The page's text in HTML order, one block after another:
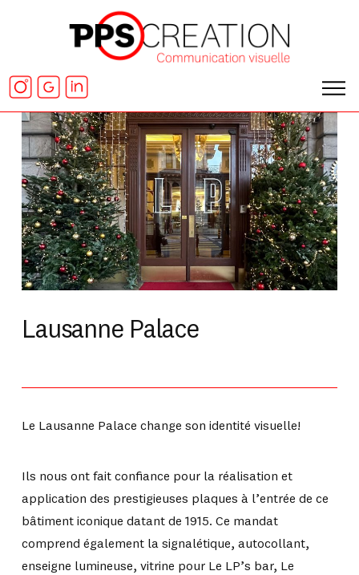
Lausanne Palace
Le Lausanne Palace change son identité visuelle!
Ils nous ont fait confiance pour la réalisation et
application des prestigieuses plaques à l’entrée de ce
bâtiment iconique datant de 1915. Ce mandat
comprend également la signalétique, autocollant,
enseigne lumineuse, vitrine pour Le LP’s bar, Le